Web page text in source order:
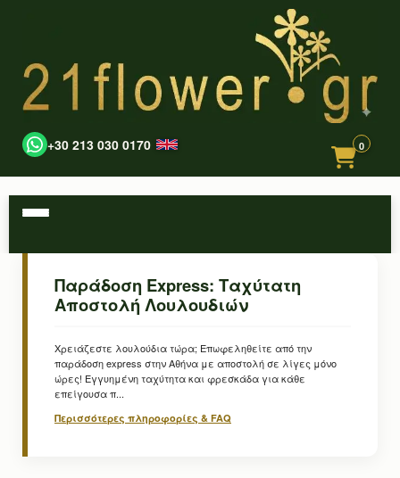
+30 213 030 0170 0
Παράδοση Express: Ταχύτατη
Αποστολή Λουλουδιών
Χρειάζεστε λουλούδια τώρα; Επωφεληθείτε από την
παράδοση express στην Αθήνα με αποστολή σε λίγες μόνο
ώρες! Εγγυημένη ταχύτητα και φρεσκάδα για κάθε
επείγουσα π...
Περισσότερες πληροφορίες & FAQ